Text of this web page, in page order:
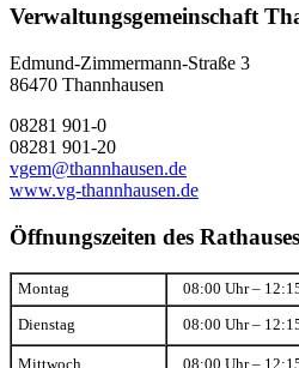
Verwaltungsgemeinschaft
Edmund-Zimmermann-Straße 3
86470 Thannhausen
08281 901-0
08281 901-20
vgem@thannhausen.de
www.vg-thannhausen.de
Öffnungszeiten des Rathauses
Montag 08:00 Uhr –
Dienstag 08:00 Uhr –